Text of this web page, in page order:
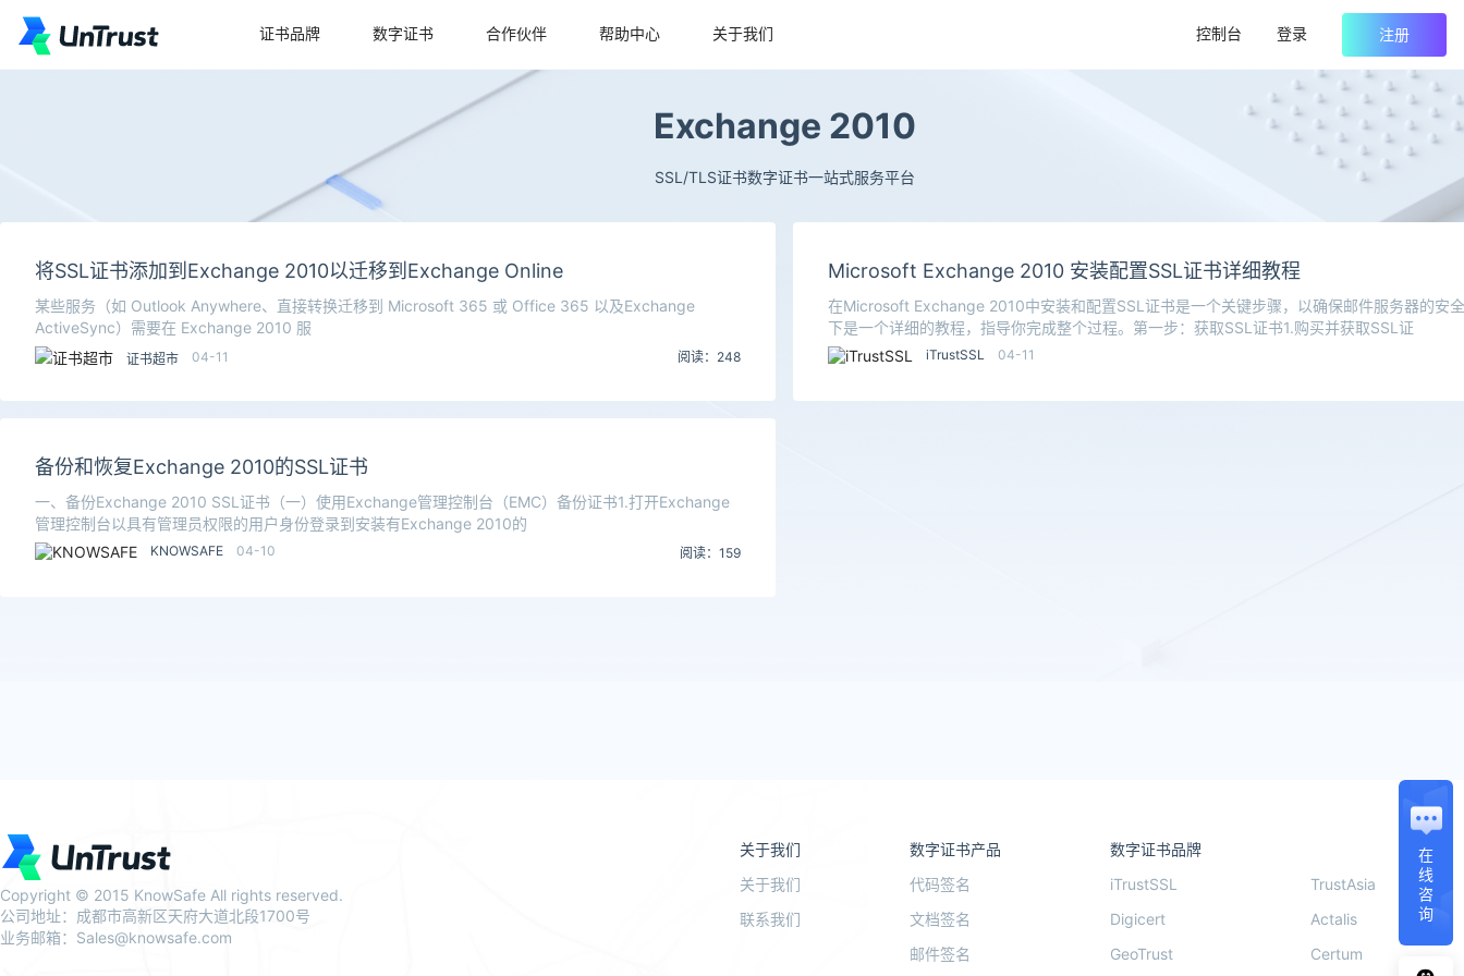
证书品牌 数字证书 合作伙伴 帮助中心 关于我们 控制台 登录 注册
Exchange 2010
SSL/TLS证书数字证书一站式服务平台
将SSL证书添加到Exchange 2010以迁移到Exchange Online
某些服务（如 Outlook Anywhere、直接转换迁移到 Microsoft 365 或 Office 365 以及Exchange
ActiveSync）需要在 Exchange 2010 服
证书超市 04-11 阅读：248
Microsoft Exchange 2010 安装配置SSL证书详细教程
在Microsoft Exchange 2010中安装和配置SSL证书是一个关键步骤，以确保邮件服务器的安
下是一个详细的教程，指导你完成整个过程。第一步：获取SSL证书1.购买并获取SSL证
iTrustSSL 04-11
备份和恢复Exchange 2010的SSL证书
一、备份Exchange 2010 SSL证书（一）使用Exchange管理控制台（EMC）备份证书1.打开Exchange
管理控制台以具有管理员权限的用户身份登录到安装有Exchange 2010的
KNOWSAFE 04-10 阅读：159
在
线
咨
询
Copyright © 2015 KnowSafe All rights reserved.
公司地址：成都市高新区天府大道北段1700号
业务邮箱：Sales@knowsafe.com
关于我们
关于我们
联系我们
数字证书产品
代码签名
文档签名
邮件签名
数字证书品牌
iTrustSSL
Digicert
GeoTrust
TrustAsia
Actalis
Certum